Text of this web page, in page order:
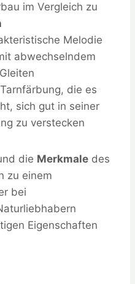
im Vergleich zu
Melodie
abwechselndem
die es
sich gut in seiner
zu verstecken
die Merkmale des
zu einem
bei
Eigenschaften